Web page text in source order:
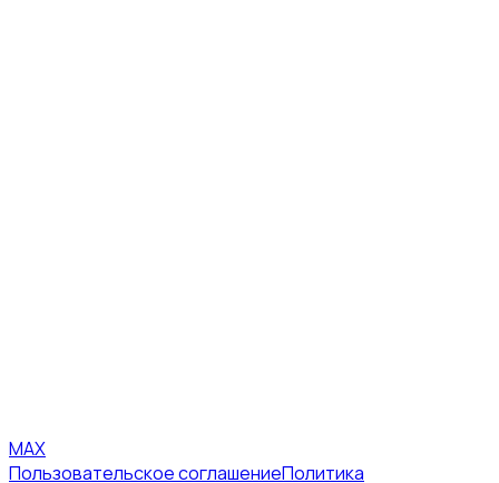
MAX
Пользовательское соглашениеПолитика